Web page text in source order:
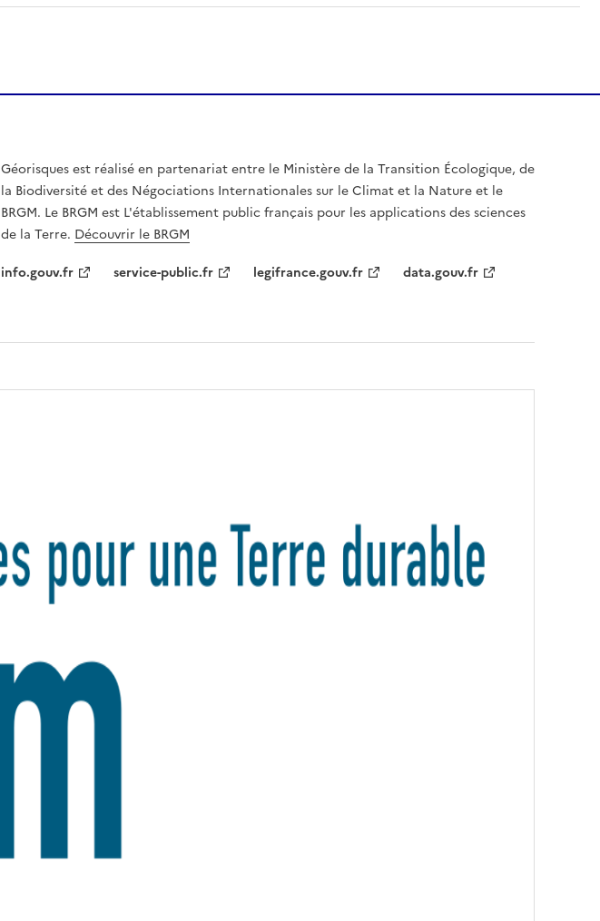
Géorisques est réalisé en partenariat entre le Ministère de la Transition Écologique, de
la Biodiversité et des Négociations Internationales sur le Climat et la Nature et le
BRGM. Le BRGM est L'établissement public français pour les applications des sciences
de la Terre. Découvrir le BRGM
info.gouv.fr
service-public.fr legifrance.gouv.fr data.gouv.fr